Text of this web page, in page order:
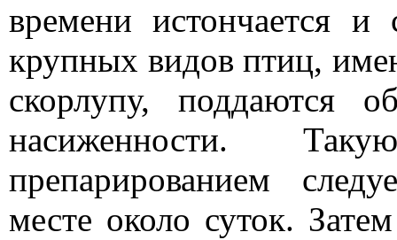
времени истончается
крупных видов птиц,
скорлупу, поддаются
насиженности.
препарированием
месте около суток.